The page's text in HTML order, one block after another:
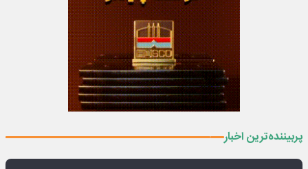
پربیننده‌ترین اخبار